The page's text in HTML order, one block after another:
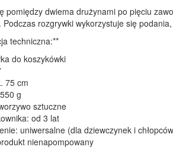
pomiędzy dwiema drużynami po pięciu
Podczas rozgrywki wykorzystuje się
techniczna:**
do koszykówki
75 cm
g
sztuczne
od 3 lat
uniwersalne (dla dziewczynek i
nienapompowany